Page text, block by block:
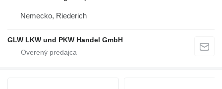
Nemecko, Riederich
GLW LKW und PKW Handel GmbH